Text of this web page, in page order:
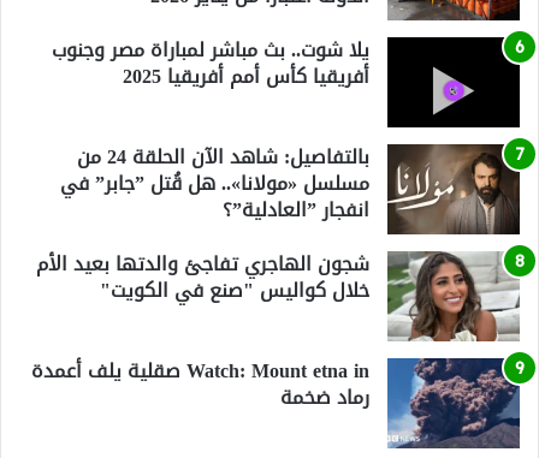
يلا شوت.. بث مباشر لمباراة مصر وجنوب
أفريقيا كأس أمم أفريقيا 2025
بالتفاصيل: شاهد الآن الحلقة 24 من
مسلسل «مولانا».. هل قُتل ”جابر” في
انفجار ”العادلية”؟
شجون الهاجري تفاجئ والدتها بعيد الأم
خلال كواليس "صنع في الكويت"
Watch: Mount etna in صقلية يلف أعمدة
رماد ضخمة